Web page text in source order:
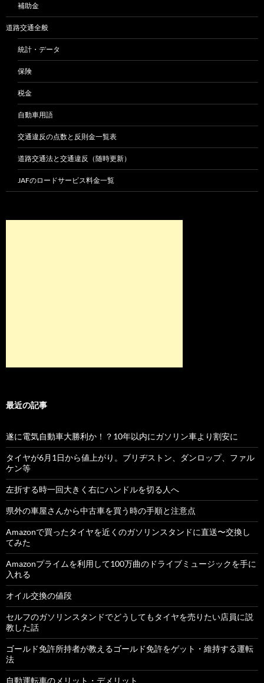
補助金
道路交通全般
統計・データ
保険
税金
自動車用語
交通違反の点数と反則金一覧表
道路交通法と交通違反（随時更新）
JAFのロードサービス料金一覧
最近の記事
遂に電気自動車大勝利か！？10年以内にガソリン車より割安に
タイヤが6月1日から値上がり。ブリヂストン、ダンロップ、ファル
ケン等
左折する時一回大きく右にハンドルを切る人へ
県外の車屋さんから中古車を買う時の手順と注意点
Amazonで買ったタイヤを近くのガソリンスタンドに直送〜交換し
てみた
Amazonプライムを利用して100万曲のドライブミュージックを手に
入れる
オイル交換の値段
セルフのガソリンスタンドでどうしてもタイヤを売りたい店員に説
教した話
ゴールド免許所持者が教えるゴールド免許をゲット・維持する運転
法
自動運転車のメリット・デメリット